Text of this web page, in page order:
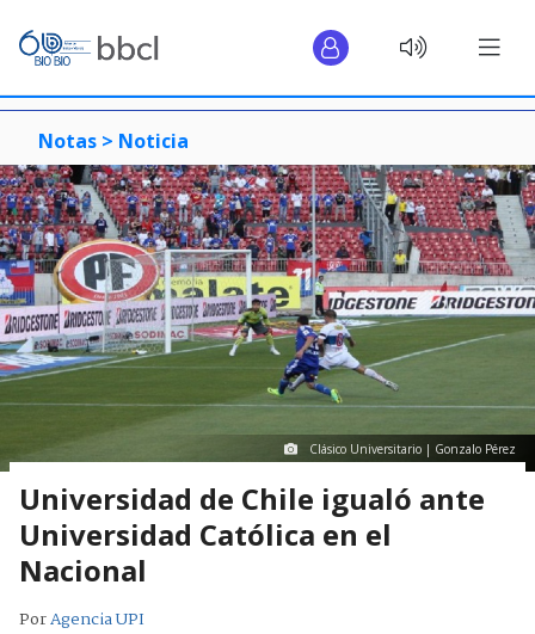
Notas > Noticia
Clásico Universitario | Gonzalo Pérez
Universidad de Chile igualó ante
Universidad Católica en el
Nacional
PorAgencia UPI